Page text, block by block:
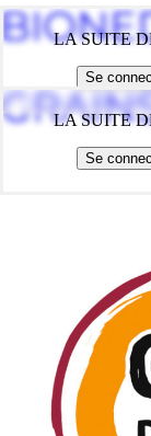
LA SUITE
Se
LA SUITE
Se